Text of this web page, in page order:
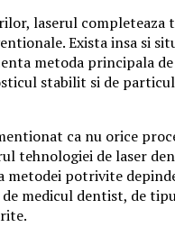
laserul completeaza
Exista insa si
metoda principala
stabilit si de
ca nu orice
tehnologiei de laser
metodei potrivite
de medicul dentist, de